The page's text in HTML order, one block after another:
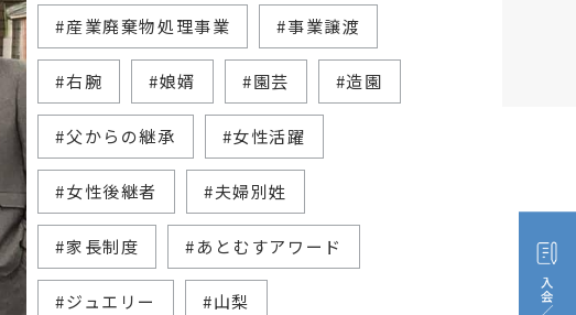
#産業廃棄物処理事業 #事業譲渡
#右腕 #娘婿 #園芸 #造園
#父からの継承 #女性活躍
#女性後継者 #夫婦別姓
#家長制度 #あとむすアワード
#ジュエリー #山梨